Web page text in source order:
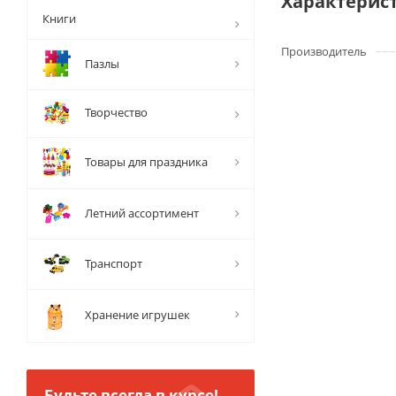
Производитель
Книги
Пазлы
Творчество
Товары для праздника
Летний ассортимент
Транспорт
Хранение игрушек